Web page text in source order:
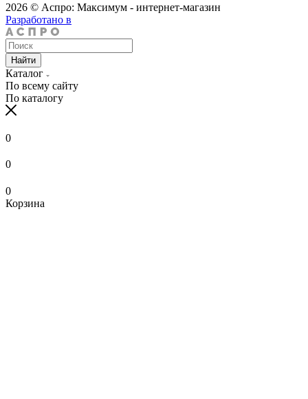
2026 © Аспро: Максимум - интернет-магазин
Разработано в
Найти
Каталог
По всему сайту
По каталогу
0
0
0
Корзина